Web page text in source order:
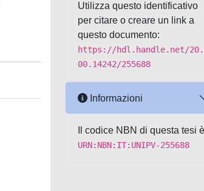
Utilizza questo identificativo
per citare o creare un link a
questo documento:
https://hdl.handle.net/
00.14242/255688
Informazioni
Il codice NBN di questa tesi è
URN:NBN:IT:UNIPV-255688